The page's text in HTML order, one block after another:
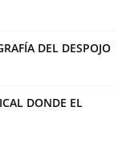
DEL DESPOJO
DONDE EL